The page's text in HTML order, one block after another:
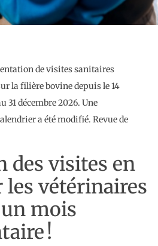
de visites sanitaires
la filière bovine depuis le 14
31 décembre 2026. Une
a été modifié. Revue de
des visites en
les vétérinaires
mois
!